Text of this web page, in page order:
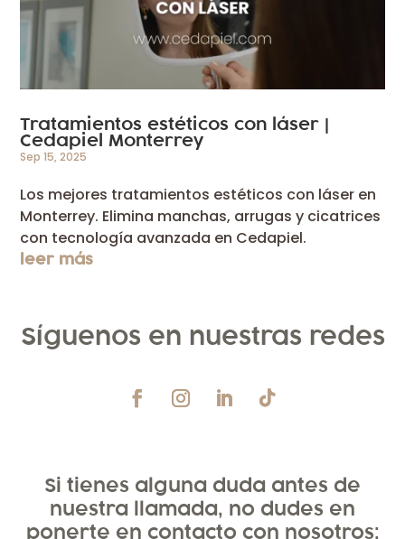
Tratamientos estéticos con láser |
Cedapiel Monterrey
Sep 15, 2025
Los mejores tratamientos estéticos con láser en
Monterrey. Elimina manchas, arrugas y cicatrices
con tecnología avanzada en Cedapiel.
leer más
Síguenos en nuestras redes
Si tienes alguna duda antes de
nuestra llamada, no dudes en
ponerte en contacto con nosotros: